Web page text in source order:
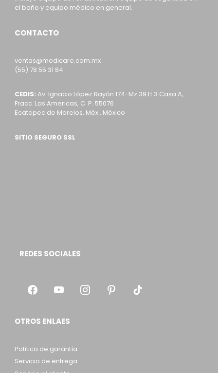
el baño y equipo médico en general.
CONTACTO
ventas@medicare.com.mx
(55) 78 55 31 84
CEDIS: Av. Ignacio López Rayón 174-Mz 39 Lt 3 Casa A,
Fracc. Las Americas, C. P. 55076
Ecatepec de Morelos, Méx., México
SITIO SEGURO SSL
REDES SOCIALES
OTROS ENLAES
Política de garantía
Servicio de entrega